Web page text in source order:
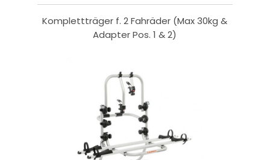
Komplettträger f. 2 Fahräder (Max 30kg &
Adapter Pos. 1 & 2)